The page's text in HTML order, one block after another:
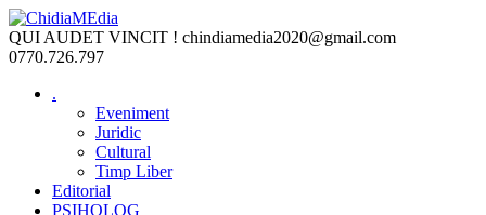
Skip
to
content
QUI AUDET VINCIT ! chindiamedia2020@gmail.com
0770.726.797
.
Eveniment
Juridic
Cultural
Timp Liber
Editorial
PSIHOLOG